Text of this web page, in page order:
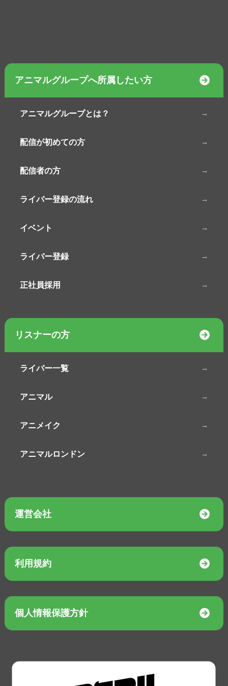
アニマルグループへ所属したい方
アニマルグループとは？
配信が初めての方
配信者の方
ライバー登録の流れ
イベント
ライバー登録
正社員採用
リスナーの方
ライバー一覧
アニマル
アニメイク
アニマルロンドン
運営会社
利用規約
個人情報保護方針